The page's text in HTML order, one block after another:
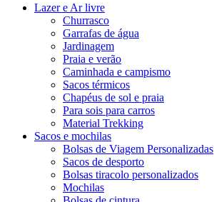
Lazer e Ar livre
Churrasco
Garrafas de água
Jardinagem
Praia e verão
Caminhada e campismo
Sacos térmicos
Chapéus de sol e praia
Para sois para carros
Material Trekking
Sacos e mochilas
Bolsas de Viagem Personalizadas
Sacos de desporto
Bolsas tiracolo personalizados
Mochilas